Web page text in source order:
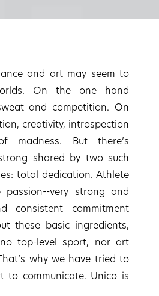
and art may seem to
On the one hand
and competition. On
creativity, introspection
But there’s
shared by two such
total dedication. Athlete
very strong and
consistent commitment
these basic ingredients,
top-level sport, nor art
why we have tried to
to communicate. Unico is